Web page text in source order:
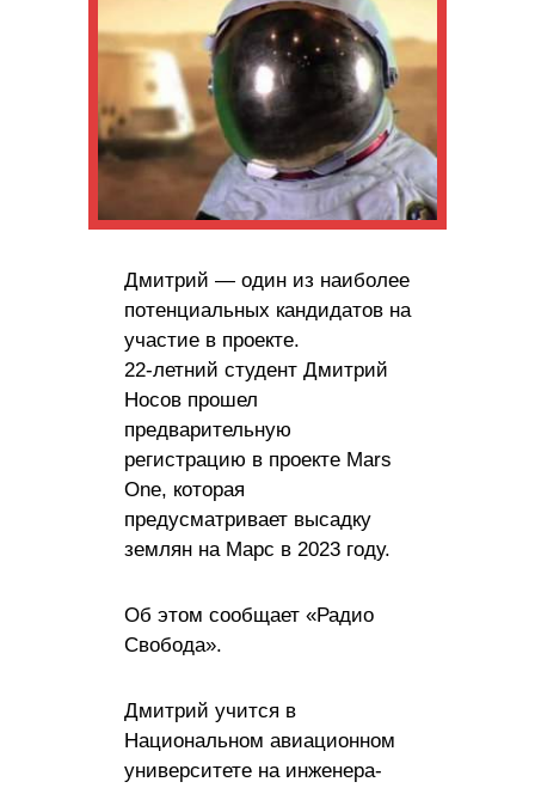
Дмитрий — один из наиболее
потенциальных кандидатов на
участие в проекте.
22-летний студент Дмитрий
Носов прошел
предварительную
регистрацию в проекте Mars
One, которая
предусматривает высадку
землян на Марс в 2023 году.
Об этом сообщает «Радио
Свобода».
Дмитрий учится в
Национальном авиационном
университете на инженера-